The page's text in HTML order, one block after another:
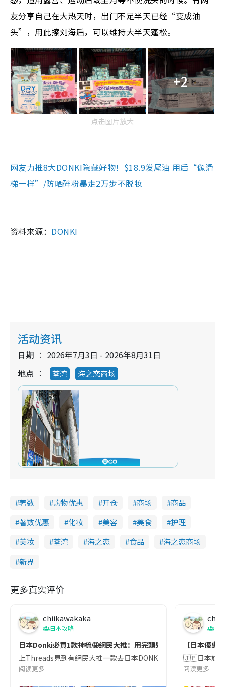
友分享自己在大热天时，出门不足半天已经“变成油
头”，用此擦刘海后，可以维持大半天蓬松。
+2
点击图片放大
网友力推8大DONKI隐藏好物！$18.9发尾油 用后“像滑
梯一样”/防晒碎粉暴走2万步不脱妆
资料来源： DONKI
活动资讯
日期
2026年7月3日 - 2026年8月31日
地点
荃湾 海之恋商场
著数 购物优惠 开仓 商场
商品
著数优惠
化妆 美容 美食
护理
美妆
荃湾 海之恋 食品
海之恋商场
新界
更多真实评价
chiikawakaka
日本攻略
日本Donki必買1款神梳🤩網民大推：用完頭髮好快乾又柔順🌟
上Threads見到有網民大推一款去日本DONKI必買嘅產品🤩就係
阅读更多
【日本優惠
🇯🇵日本旅遊
阅读更多